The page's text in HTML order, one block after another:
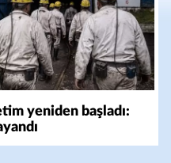
yeniden başladı: